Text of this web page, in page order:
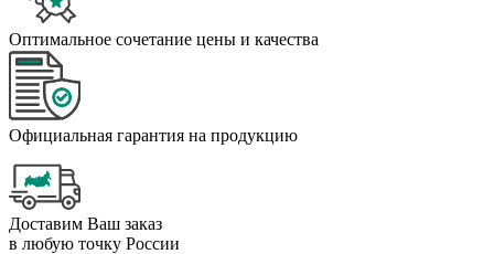
Оптимальное сочетание цены и качества
Официальная гарантия на продукцию
Доставим Ваш заказ
в любую точку России